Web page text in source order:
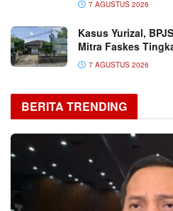
7 AGUSTUS 2026
Kasus Yurizal,
Mitra Faskes
7 AGUSTUS 2026
BERITA TRENDING